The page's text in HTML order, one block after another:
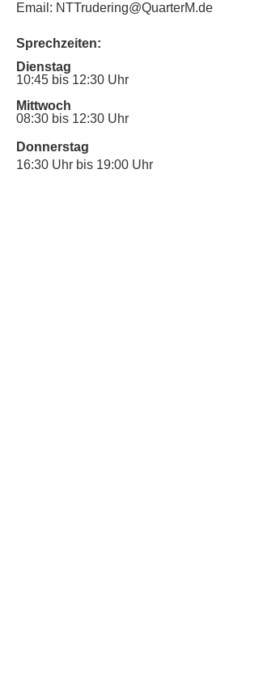
Email: NTTrudering@QuarterM.de
Sprechzeiten:
Dienstag
10:45 bis 12:30 Uhr
Mittwoch
08:30 bis 12:30 Uhr
Donnerstag
16:30 Uhr bis 19:00 Uhr